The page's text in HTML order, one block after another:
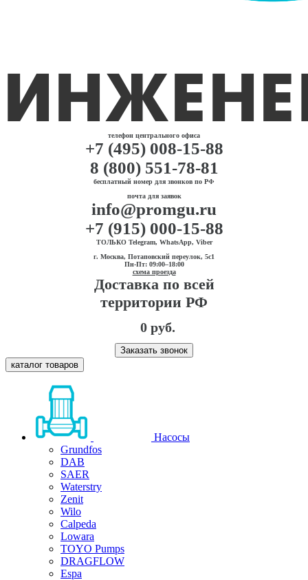
телефон центрального офиса
+7 (495) 008-15-88
8 (800) 551-78-81
бесплатный номер для звонков по РФ
почта для заявок
info@promgu.ru
+7 (915) 000-15-88
ТОЛЬКО Telegram, WhatsApp, Viber
г. Москва, Потаповский переулок, 5с1
Пн-Пт: 09:00–18:00
схема проезда
Доставка по всей
территории РФ
0 руб.
Заказать звонок
каталог товаров
Насосы
Grundfos
DAB
SAER
Waterstry
Zenit
Wilo
Calpeda
Lowara
TOYO Pumps
DRAGFLOW
Espa